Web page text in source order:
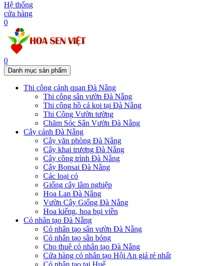
Hệ thống
cửa hàng
0
0
Danh mục sản phẩm
Thi công cảnh quan Đà Nẵng
Thi công sân vườn Đà Nẵng
Thi công hồ cá koi tại Đà Nẵng
Thi Công Vườn tường
Chăm Sóc Sân Vườn Đà Nẵng
Cây cảnh Đà Nẵng
Cây văn phòng Đà Nẵng
Cây khai trương Đà Nẵng
Cây công trình Đà Nẵng
Cây Bonsai Đà Nẵng
Các loại cỏ
Giống cây lâm nghiệp
Hoa Lan Đà Nẵng
Vườn Cây Giống Đà Nẵng
Hoa kiểng, hoa bụi viền
Cỏ nhân tạo Đà Nẵng
Cỏ nhân tạo sân vườn Đà Nẵng
Cỏ nhân tạo sân bóng
Cho thuê cỏ nhân tạo Đà Nẵng
Cửa hàng cỏ nhân tạo Hội An giá rẻ nhất
Cỏ nhân tạo tại Huế